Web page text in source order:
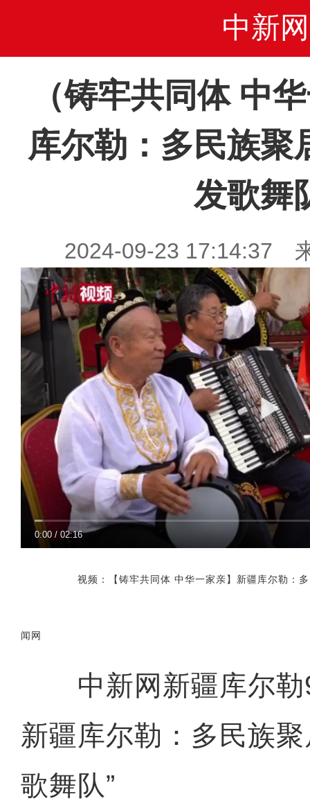
中新网
（铸牢共同体 中
库尔勒：多民族聚
发歌舞
2024-09-23 17:14:37
0:00 /02:16
视频：【铸牢共同体 中华一家亲】新疆库尔勒：
闻网
中新网新疆库尔勒
新疆库尔勒：多民族
歌舞队”